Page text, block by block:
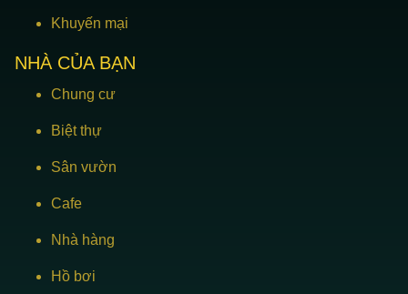
Khuyến mại
NHÀ CỦA BẠN
Chung cư
Biệt thự
Sân vườn
Cafe
Nhà hàng
Hồ bơi